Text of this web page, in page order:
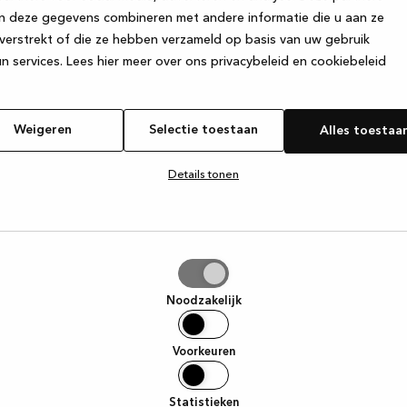
deze gegevens combineren met andere informatie die u aan ze
of die ze hebben verzameld op basis van uw gebruik
services. Lees hier meer over ons privacybeleid en cookiebeleid
Weigeren Selectie toestaan Alles
Details tonen
Noodzakelijk
Voorkeuren
Statistieken
has occurred while loadingwww.kvik.nl (see the